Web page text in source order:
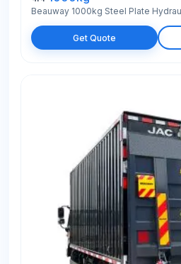
Beauway 1000kg Steel Plate
Get Quote